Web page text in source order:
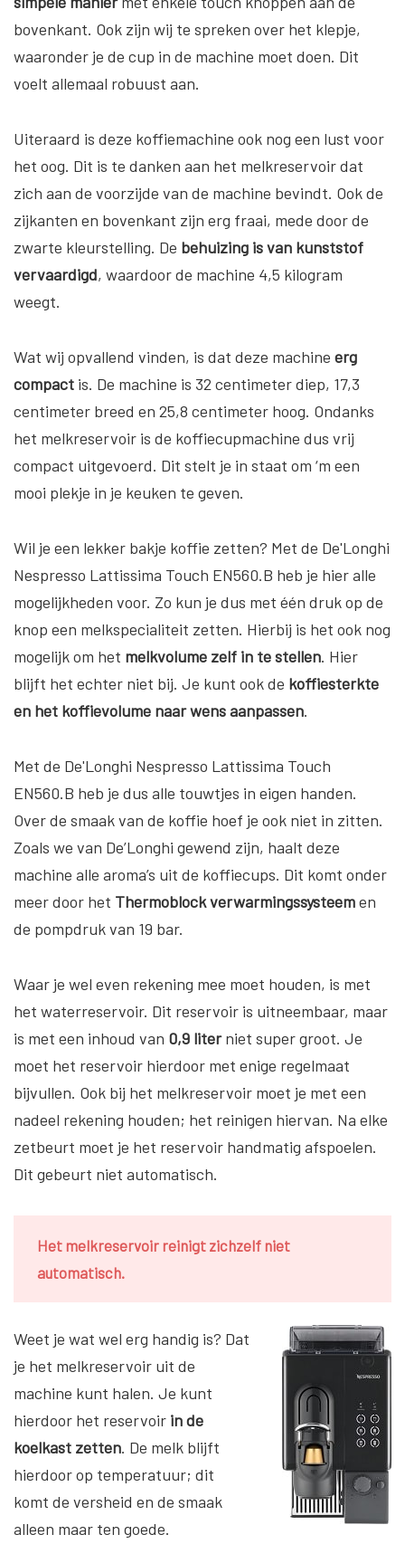
bovenkant. Ook zijn wij te spreken over het klepje,
waaronder je de cup in de machine moet doen. Dit
voelt allemaal robuust aan.
Uiteraard is deze koffiemachine ook nog een lust voor
het oog. Dit is te danken aan het melkreservoir dat
zich aan de voorzijde van de machine bevindt. Ook de
zijkanten en bovenkant zijn erg fraai, mede door de
zwarte kleurstelling. De behuizing is van kunststof
vervaardigd, waardoor de machine 4,5 kilogram
weegt.
Wat wij opvallend vinden, is dat deze machine erg
compact is. De machine is 32 centimeter diep, 17,3
centimeter breed en 25,8 centimeter hoog. Ondanks
het melkreservoir is de koffiecupmachine dus vrij
compact uitgevoerd. Dit stelt je in staat om ‘m een
mooi plekje in je keuken te geven.
Wil je een lekker bakje koffie zetten? Met de De'Longhi
Nespresso Lattissima Touch EN560.B heb je hier alle
mogelijkheden voor. Zo kun je dus met één druk op de
knop een melkspecialiteit zetten. Hierbij is het ook nog
mogelijk om het melkvolume zelf in te stellen. Hier
blijft het echter niet bij. Je kunt ook de koffiesterkte
en het koffievolume naar wens aanpassen.
Met de De'Longhi Nespresso Lattissima Touch
EN560.B heb je dus alle touwtjes in eigen handen.
Over de smaak van de koffie hoef je ook niet in zitten.
Zoals we van De’Longhi gewend zijn, haalt deze
machine alle aroma’s uit de koffiecups. Dit komt onder
meer door het Thermoblock verwarmingssysteemen
de pompdruk van 19 bar.
Waar je wel even rekening mee moet houden, is met
het waterreservoir. Dit reservoir is uitneembaar, maar
is met een inhoud van 0,9 literniet super groot. Je
moet het reservoir hierdoor met enige regelmaat
bijvullen. Ook bij het melkreservoir moet je met een
nadeel rekening houden; het reinigen hiervan. Na elke
zetbeurt moet je het reservoir handmatig afspoelen.
Dit gebeurt niet automatisch.
Het melkreservoir reinigt zichzelf niet
automatisch.
Weet je wat wel erg handig is? Dat
je het melkreservoir uit de
machine kunt halen. Je kunt
hierdoor het reservoir in de
koelkast zetten. De melk blijft
hierdoor op temperatuur; dit
komt de versheid en de smaak
alleen maar ten goede.